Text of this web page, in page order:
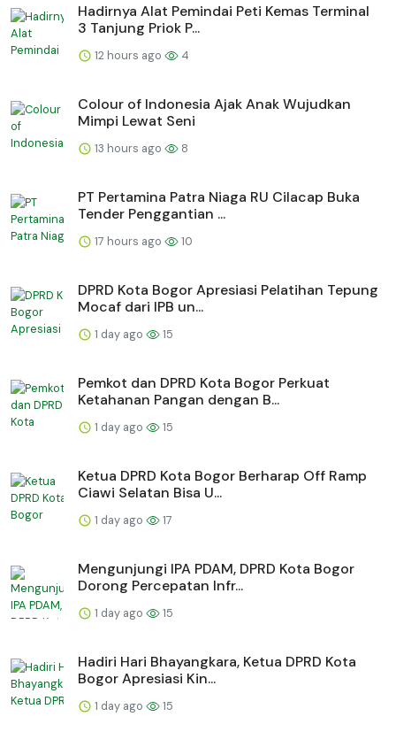
Hadirnya Alat Pemindai Peti Kemas Terminal
3 Tanjung Priok P...
12 hours ago 4
Colour of Indonesia Ajak Anak Wujudkan
Mimpi Lewat Seni
13 hours ago 8
PT Pertamina Patra Niaga RU Cilacap Buka
Tender Penggantian ...
17 hours ago 10
DPRD Kota Bogor Apresiasi Pelatihan Tepung
Mocaf dari IPB un...
1 day ago 15
Pemkot dan DPRD Kota Bogor Perkuat
Ketahanan Pangan dengan B...
1 day ago 15
Ketua DPRD Kota Bogor Berharap Off Ramp
Ciawi Selatan Bisa U...
1 day ago 17
Mengunjungi IPA PDAM, DPRD Kota Bogor
Dorong Percepatan Infr...
1 day ago 15
Hadiri Hari Bhayangkara, Ketua DPRD Kota
Bogor Apresiasi Kin...
1 day ago 15